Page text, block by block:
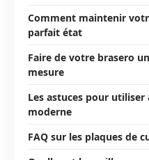
Comment maintenir
parfait état
Faire de votre brasero
mesure
Les astuces pour
moderne
FAQ sur les plaques de